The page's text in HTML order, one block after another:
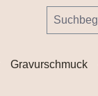
Gravurschmuck